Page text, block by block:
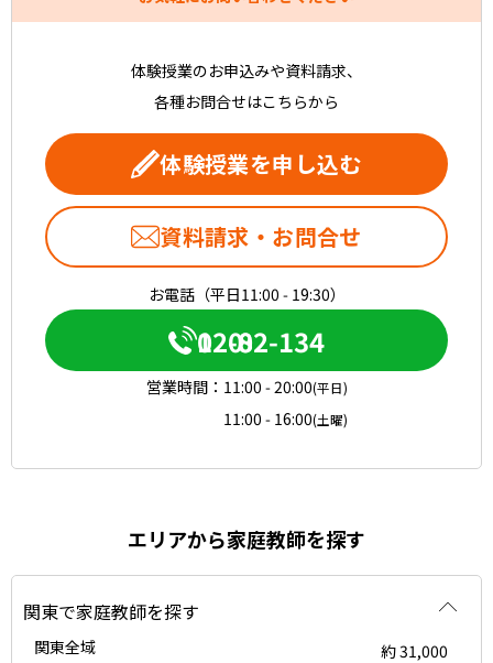
体験授業のお申込みや資料請求、
各種お問合せはこちらから
体験授業を申し込む
資料請求・お問合せ
お電話（平日11:00 - 19:30）
0120-082-134
営業時間： 11:00 - 20:00(平日)
11:00 - 16:00(土曜)
エリアから家庭教師を探す
関東で家庭教師を探す
関東全域
約 31,000